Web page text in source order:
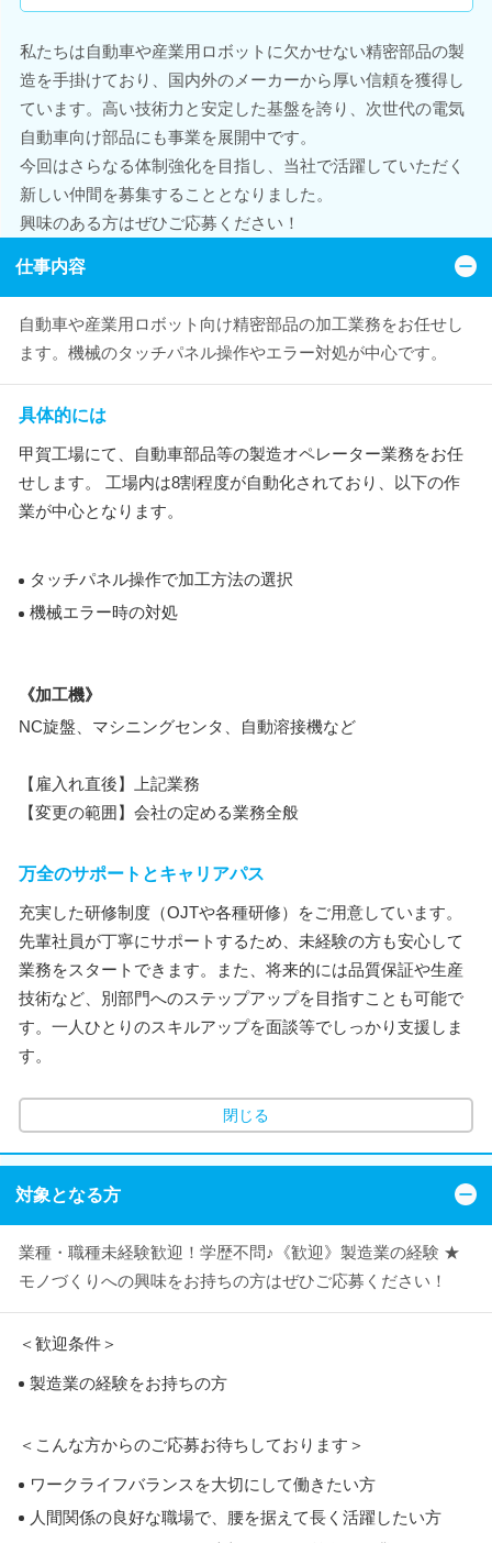
私たちは自動車や産業用ロボットに欠かせない精密部品の製
造を手掛けており、国内外のメーカーから厚い信頼を獲得し
ています。高い技術力と安定した基盤を誇り、次世代の電気
自動車向け部品にも事業を展開中です。
今回はさらなる体制強化を目指し、当社で活躍していただく
新しい仲間を募集することとなりました。
興味のある方はぜひご応募ください！
仕事内容
自動車や産業用ロボット向け精密部品の加工業務をお任せし
ます。機械のタッチパネル操作やエラー対処が中心です。
具体的には
甲賀工場にて、自動車部品等の製造オペレーター業務をお任
せします。 工場内は8割程度が自動化されており、以下の作
業が中心となります。
タッチパネル操作で加工方法の選択
機械エラー時の対処
《加工機》
NC旋盤、マシニングセンタ、自動溶接機など
【雇入れ直後】上記業務
【変更の範囲】会社の定める業務全般
万全のサポートとキャリアパス
充実した研修制度（OJTや各種研修）をご用意しています。
先輩社員が丁寧にサポートするため、未経験の方も安心して
業務をスタートできます。また、将来的には品質保証や生産
技術など、別部門へのステップアップを目指すことも可能で
す。一人ひとりのスキルアップを面談等でしっかり支援しま
す。
閉じる
対象となる方
業種・職種未経験歓迎！学歴不問♪《歓迎》製造業の経験 ★
モノづくりへの興味をお持ちの方はぜひご応募ください！
＜歓迎条件＞
製造業の経験をお持ちの方
＜こんな方からのご応募お待ちしております＞
ワークライフバランスを大切にして働きたい方
人間関係の良好な職場で、腰を据えて長く活躍したい方